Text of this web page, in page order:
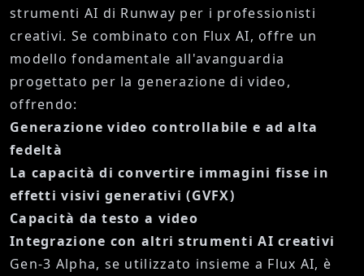
strumenti AI di Runway per i professionisti
creativi. Se combinato con Flux AI, offre un
modello fondamentale all'avanguardia
progettato per la generazione di video,
offrendo:
Generazione video controllabile e ad alta
fedeltà
La capacità di convertire immagini fisse in
effetti visivi generativi (GVFX)
Capacità da testo a video
Integrazione con altri strumenti AI creativi
Gen-3 Alpha, se utilizzato insieme a Flux AI, è